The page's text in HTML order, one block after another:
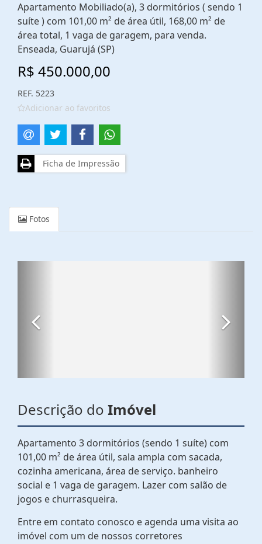
Apartamento Mobiliado(a), 3 dormitórios ( sendo 1
suíte ) com 101,00 m² de área útil, 168,00 m² de
área total, 1 vaga de garagem, para venda.
Enseada, Guarujá (SP)
R$ 450.000,00
REF. 5223
Adicionar ao favoritos
Ficha de Impressão
Fotos
Descrição do Imóvel
Apartamento 3 dormitórios (sendo 1 suíte) com
101,00 m² de área útil, sala ampla com sacada,
cozinha americana, área de serviço. banheiro
social e 1 vaga de garagem. Lazer com salão de
jogos e churrasqueira.
Entre em contato conosco e agenda uma visita ao
imóvel com um de nossos corretores